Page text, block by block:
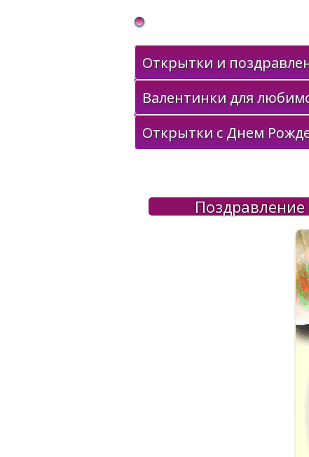
Gif Открытки в подарок
Открытки и
Валентинки для
Открытки с Днем